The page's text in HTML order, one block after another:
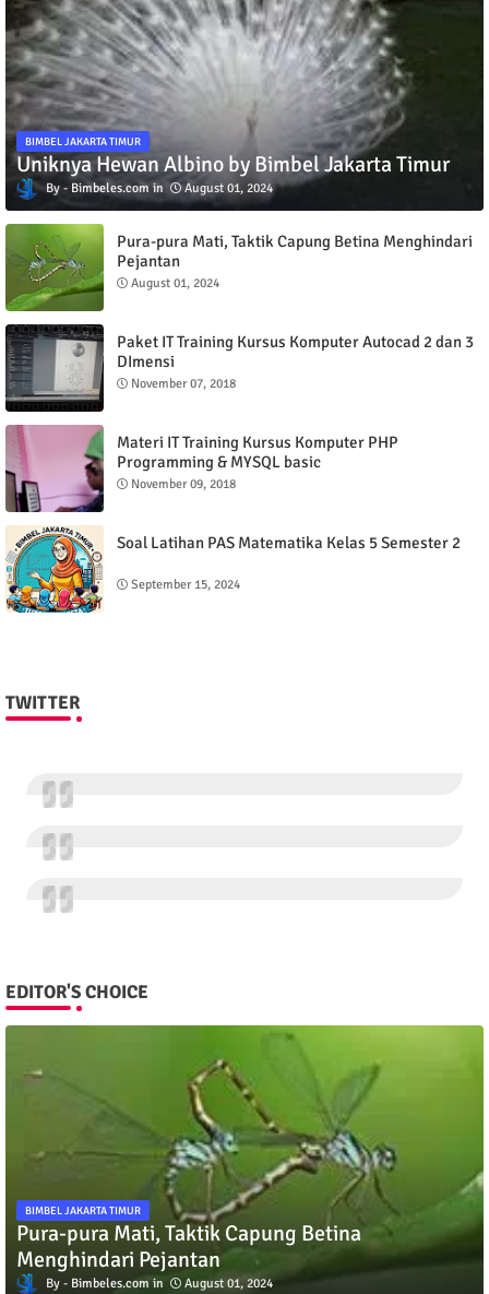
BIMBEL JAKARTA TIMUR
Uniknya Hewan Albino by Bimbel Jakarta Timur
Bimbeles.com August 01, 2024
Pura-pura Mati, Taktik Capung Betina Menghindari
Pejantan
August 01, 2024
Paket IT Training Kursus Komputer Autocad 2 dan 3
DImensi
November 07, 2018
Materi IT Training Kursus Komputer PHP
Programming & MYSQL basic
November 09, 2018
Soal Latihan PAS Matematika Kelas 5 Semester 2
September 15, 2024
TWITTER
EDITOR'S CHOICE
BIMBEL JAKARTA TIMUR
Pura-pura Mati, Taktik Capung Betina
Menghindari Pejantan
Bimbeles.com August 01, 2024